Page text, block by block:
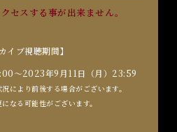
セスする事が出来ません。
イブ視聴期間】
～2023年9月11日（月）23:59
により前後する場合がございます。
なる可能性がございます。